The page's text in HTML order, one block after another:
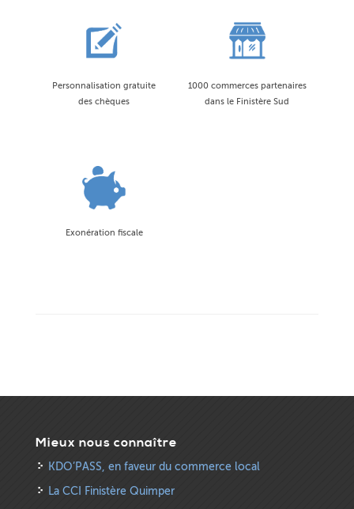
Personnalisation gratuite
des chèques
1000 commerces partenaires
dans le Finistère Sud
Exonération fiscale
Mieux nous connaître
KDO’PASS, en faveur du commerce local
La CCI Finistère Quimper